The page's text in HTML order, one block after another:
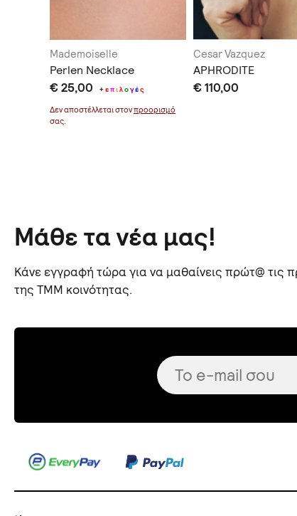
Mademoiselle
Perlen Necklace
€ 25,00 +επιλογές
Δεν αποστέλλεται στονπροορισμό
σας.
Cesar Vazquez
APHRODITE
€ 110,00
Μάθε τα νέα μας!
Κάνε εγγραφή τώρα για να μαθαίνεις πρώτ@ τις
της TMM κοινότητας.